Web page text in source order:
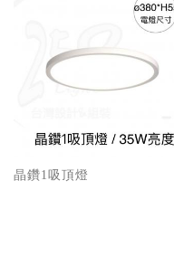
晶鑽1吸頂燈